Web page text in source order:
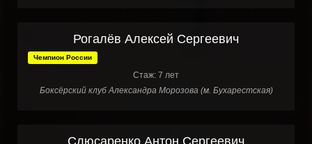
Рогалёв Алексей Сергеевич
Чемпион России
Стаж: 7 лет
Боксёрский клуб Александра Морозова (м. Бухарестская)
Слюсаренко Антон Сергеевич